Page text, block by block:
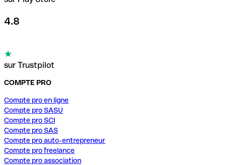
4.8
sur Trustpilot
COMPTE PRO
Compte pro en ligne
Compte pro SASU
Compte pro SCI
Compte pro SAS
Compte pro auto-entrepreneur
Compte pro freelance
Compte pro association